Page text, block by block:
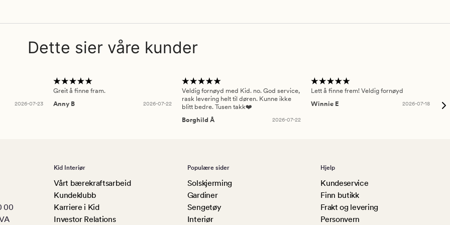
Dette sier våre kunder
2026-07-23
Greit å finne fram.
Anny B
2026-07-22
Veldig fornøyd med Kid. no. God service,
rask levering helt til døren. Kunne ikke
blitt bedre. Tusen takk❤️
Borghild Å
2026-07-22
Lett å finne frem! Veldig fornøyd
Winnie E
2026-07-18
00
Kid Interiør
Vårt bærekraftsarbeid
Kundeklubb
Karriere i Kid
Investor Relations
Populære sider
Solskjerming
Gardiner
Sengetøy
Interiør
Hjelp
Kundeservice
Finn butikk
Frakt og levering
Personvern